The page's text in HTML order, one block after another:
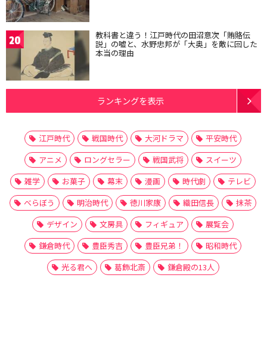
20 教科書と違う！江戸時代の田沼意次「賄賂伝
説」の嘘と、水野忠邦が「大奥」を敵に回した
本当の理由
ランキングを表示
江戸時代 戦国時代 大河ドラマ
平安時代
アニメ
ロングセラー 戦国武将
スイーツ
雑学
お菓子 幕末 漫画 時代劇
テレビ
べらぼう
明治時代 徳川家康 織田信長
抹茶
デザイン
文房具 フィギュア
展覧会
鎌倉時代
豊臣秀吉 豊臣兄弟！
昭和時代
光る君へ
葛飾北斎 鎌倉殿の13人